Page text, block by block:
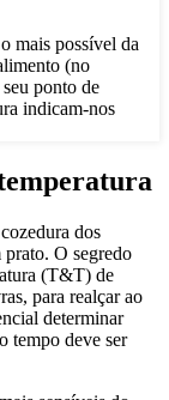
mais possível da
(no
ponto de
indicam-nos
dos
O segredo
(T&T) de
para realçar ao
determinar
tempo deve ser